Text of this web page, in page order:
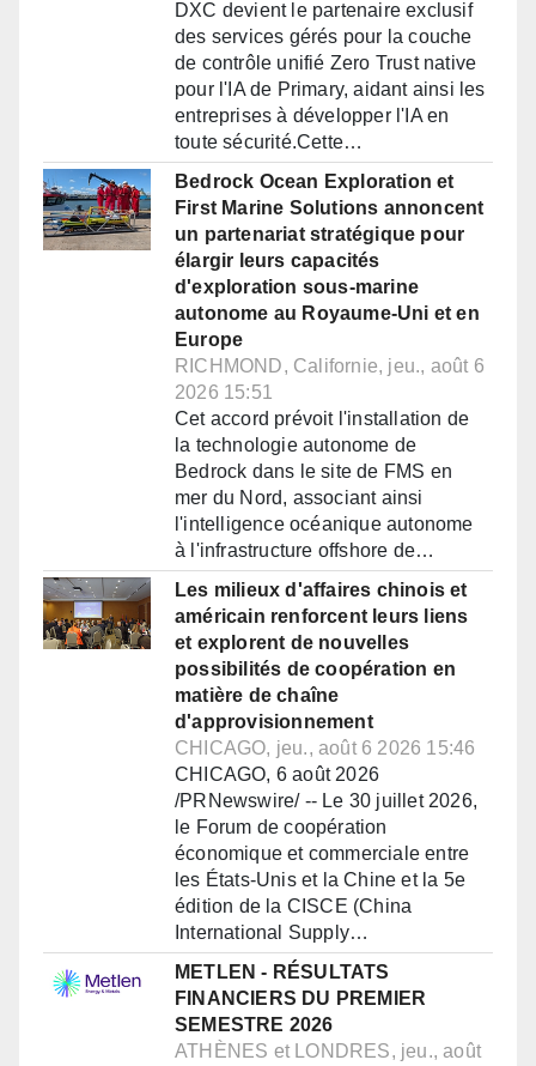
DXC devient le partenaire exclusif
des services gérés pour la couche
de contrôle unifié Zero Trust native
pour l'IA de Primary, aidant ainsi les
entreprises à développer l'IA en
toute sécurité.Cette…
Bedrock Ocean Exploration et
First Marine Solutions annoncent
un partenariat stratégique pour
élargir leurs capacités
d'exploration sous-marine
autonome au Royaume-Uni et en
Europe
RICHMOND, Californie, jeu., août 6
2026 15:51
Cet accord prévoit l'installation de
la technologie autonome de
Bedrock dans le site de FMS en
mer du Nord, associant ainsi
l'intelligence océanique autonome
à l'infrastructure offshore de…
Les milieux d'affaires chinois et
américain renforcent leurs liens
et explorent de nouvelles
possibilités de coopération en
matière de chaîne
d'approvisionnement
CHICAGO, jeu., août 6 2026 15:46
CHICAGO, 6 août 2026
/PRNewswire/ -- Le 30 juillet 2026,
le Forum de coopération
économique et commerciale entre
les États-Unis et la Chine et la 5e
édition de la CISCE (China
International Supply…
METLEN - RÉSULTATS
FINANCIERS DU PREMIER
SEMESTRE 2026
ATHÈNES et LONDRES, jeu., août